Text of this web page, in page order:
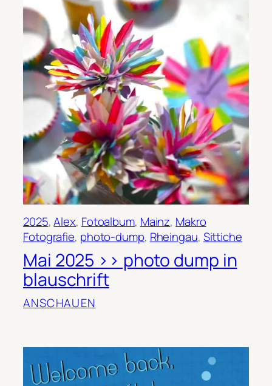
2025, Alex, Fotoalbum, Mainz, Makro
Fotografie, photo-dump, Rheingau, Sittiche
Mai 2025 >> photo dump in
blauschrift
ANSCHAUEN